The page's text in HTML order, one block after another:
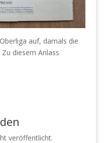
auf, damals die
diesem Anlass
veröffentlicht.